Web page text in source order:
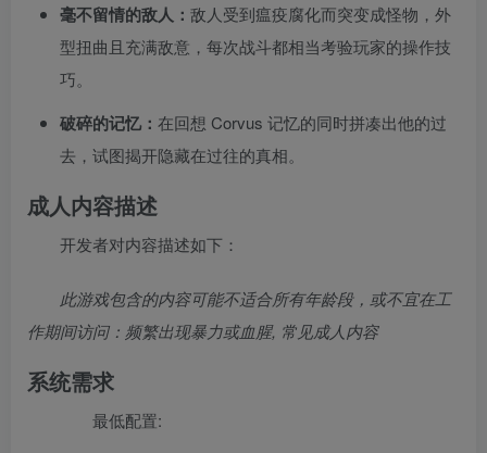
毫不留情的敌人： 敌人受到瘟疫腐化而突变成怪物，外
型扭曲且充满敌意，每次战斗都相当考验玩家的操作技
巧。
破碎的记忆： 在回想 Corvus 记忆的同时拼凑出他的过
去，试图揭开隐藏在过往的真相。
成人内容描述
开发者对内容描述如下：
此游戏包含的内容可能不适合所有年龄段，或不宜在工
作期间访问：频繁出现暴力或血腥, 常见成人内容
系统需求
最低配置: